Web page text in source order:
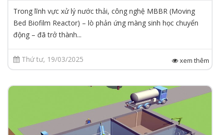
Trong lĩnh vực xử lý nước thải, công nghệ MBBR (Moving
Bed Biofilm Reactor) – lò phản ứng màng sinh học chuyển
động – đã trở thành...
Thứ tư, 19/03/2025 xem thêm